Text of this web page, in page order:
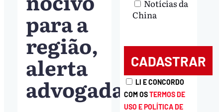
para a
região,
alerta
advogada
Notícias da
China
LI E CONCORDO
COM OSTERMOS DE
USO E POLÍTICA DE